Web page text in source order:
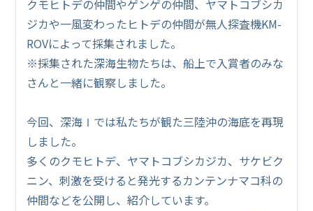
クモヒトデの仲間やゲンゲの仲間、ヤマトコブシカ
ジカや一風変わったヒトデの仲間が無人探査機KM-
ROVによって採集されました。
※採集された深海生物たちは、船上で入賞者のみな
さんと一緒に観察しました。
今回、深海Ⅰでは私たちが観た三陸沖の海底を再現
しました。
多くのクモヒトデ、ヤマトコブシカジカ、サケビク
ニン、刺激を受けると発光するカンテンナマコ科の
仲間などを公開し、紹介しています。